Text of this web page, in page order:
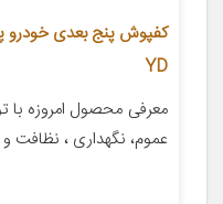
YD
معرفی محصول امروزه با
عموم، نگهداری ، نظافت